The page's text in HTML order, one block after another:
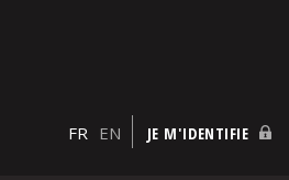
FR EN JE M'IDENTIFIE